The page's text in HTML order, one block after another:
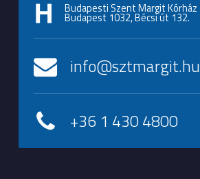
Budapesti Szent Margit Kórház
Budapest 1032, Bécsi út 132.
info@sztmargit.hu
+36 1 430 4800